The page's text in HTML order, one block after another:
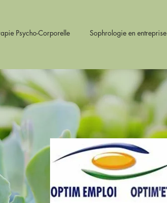
Psycho-Corporelle Sophrologie en entreprise